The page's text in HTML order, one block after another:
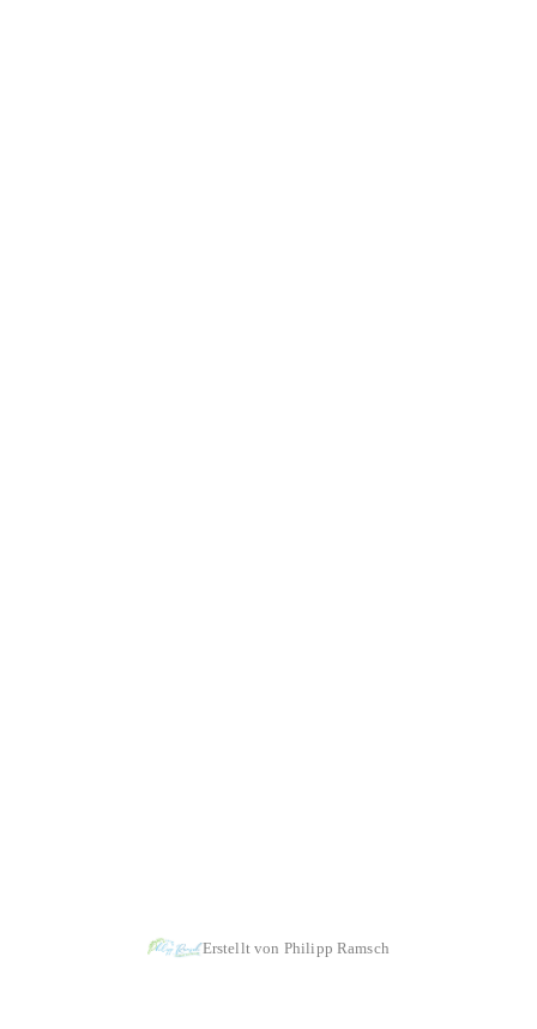
Erstellt von Philipp Ramsch